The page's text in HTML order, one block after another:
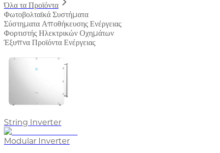
Όλα τα Προϊόντα
Φωτοβολταϊκά Συστήματα
Σύστηματα Αποθήκευσης Ενέργειας
Φορτιστής Ηλεκτρικών Οχημάτων
Έξυπνα Προϊόντα Ενέργειας
String Inverter
Modular Inverter